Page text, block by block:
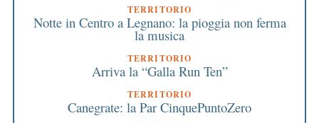
TERRITORIO
Notte in Centro a Legnano: la pioggia non ferma
la musica
TERRITORIO
Arriva la “Galla Run Ten”
TERRITORIO
Canegrate: la Par CinquePuntoZero